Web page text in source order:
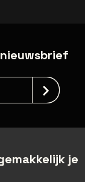
je